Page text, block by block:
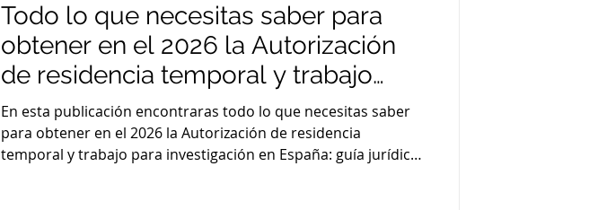
Todo lo que necesitas saber para
obtener en el 2026 la Autorización
de residencia temporal y trabajo
para investigación en España: guía
jurídica completa para
investigadores internacionales
En esta publicación encontraras todo lo que necesitas saber
para obtener en el 2026 la Autorización de residencia
temporal y trabajo para investigación en España: guía jurídica